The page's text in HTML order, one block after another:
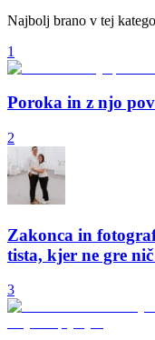
Najbolj brano v tej
1
Poroka in z njo
2
Zakonca in
tista, kjer ne gre
3